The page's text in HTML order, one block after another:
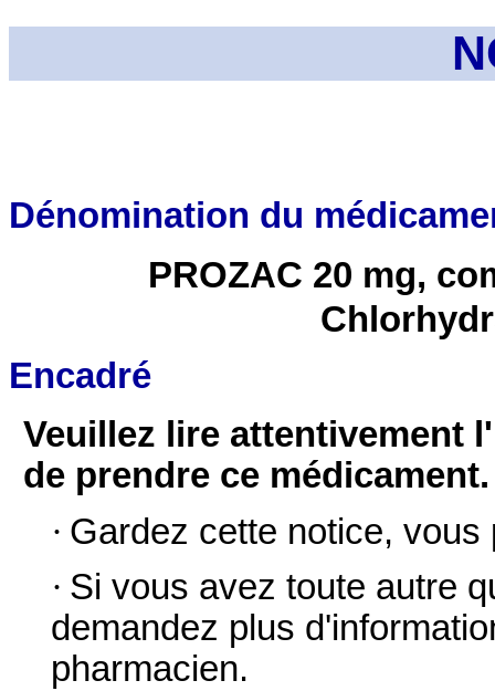
Dénomination du
PROZAC 20 mg,
Encadré
Veuillez lire attentivement
de prendre ce médicament.
· Gardez cette notice,
· Si vous avez toute autre
demandez plus
pharmacien.